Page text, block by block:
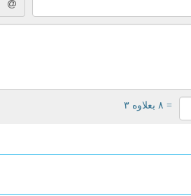
= ۸ بعلاوه ۳